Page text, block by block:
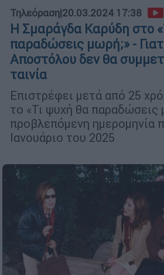
Τηλεόραση|20.03.2024 17:38
Η Σμαράγδα Καρύδη στο
παραδώσεις μωρή;» -
Αποστόλου δεν θα
ταινία
Επιστρέφει μετά από 25
το «Τι ψυχή θα παραδώσεις
προβλεπόμενη ημερομηνία
Ιανουάριο του 2025